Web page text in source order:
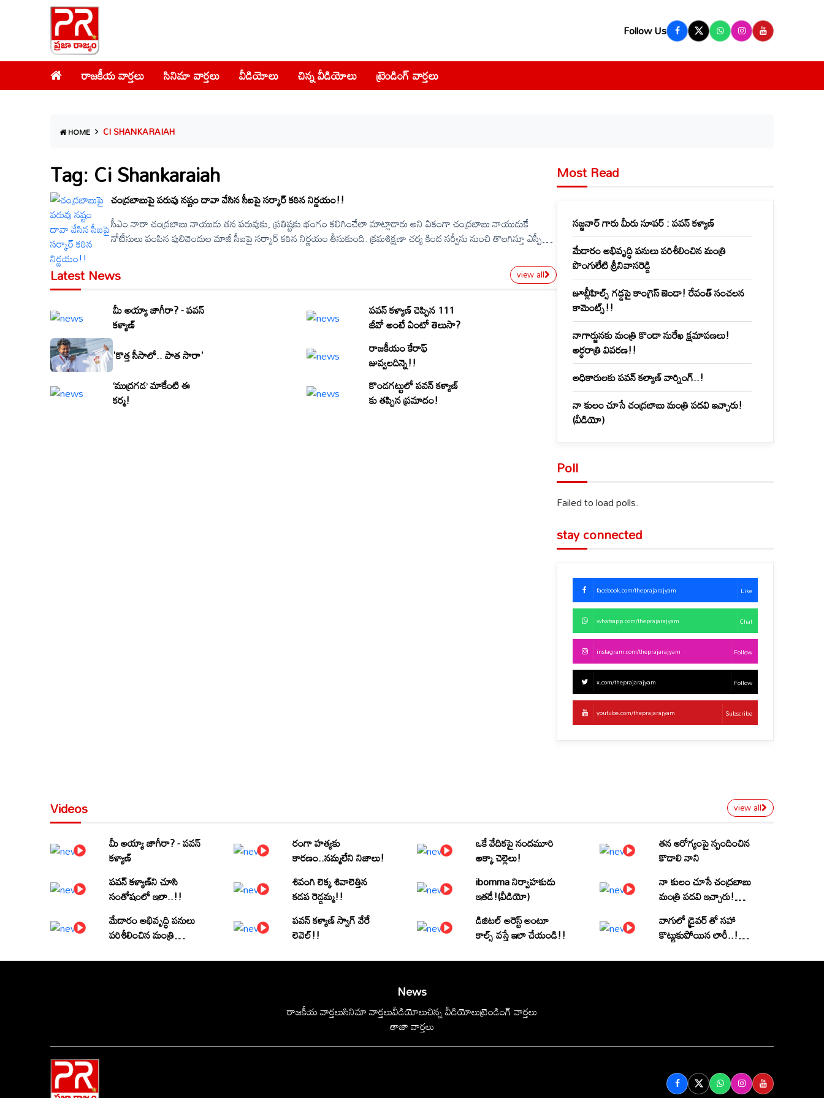
Follow Us
రాజకీయ వార్తలు సినిమా వార్తలు వీడియోలు చిన్న వీడియోలు ట్రెండింగ్ వార్తలు
HOME CI SHANKARAIAH
Tag: Ci Shankaraiah
చంద్రబాబుపై పరువు నష్టం దావా వేసిన సీఐపై సర్కార్ కఠిన నిర్ణయం!!
సీఎం నారా చంద్రబాబు నాయుడు తన పరువుకు, ప్రతిష్టకు భంగం కలిగించేలా మాట్లాడారు అని ఏకంగా చంద్రబాబు నాయుడుకే
నోటీసులు పంపిన పులివెందుల మాజీ సీఐపై సర్కార్ కఠిన నిర్ణయం తీసుకుంది. క్రమశిక్షణా చర్య కింద సర్వీసు నుంచి తొలగిస్తూ ఎస్పీ
Latest News view all
మీ అయ్యా జాగీరా? - పవన్
కళ్యాణ్
పవన్ కళ్యాణ్ చెప్పిన 111
జీవో అంటే ఏంటో తెలుసా?
'కొత్త సీసాలో.. పాత సారా'
రాజకీయం కేరాఫ్
జువ్వలదిన్నె!!
‘ముద్రగడ’ మాకేంటి ఈ
కర్మ!
కొండగట్టులో పవన్ కళ్యాణ్
కు తప్పిన ప్రమాదం!
Most Read
సజ్జనార్ గారు మీరు సూపర్ : పవన్ కళ్యాణ్
మేడారం అభివృద్ధి పనులు పరిశీలించిన మంత్రి
పొంగులేటి శ్రీనివాసరెడ్డి
జూబ్లీహిల్స్‌ గడ్డపై కాంగ్రెస్ జెండా! రేవంత్ సంచలన
కామెంట్స్!!
నాగార్జునకు మంత్రి కొండా సురేఖ క్షమాపణలు!
అర్ధరాత్రి వివరణ!!
అధికారులకు పవన్ కల్యాణ్ వార్నింగ్..!
నా కులం చూసే చంద్రబాబు మంత్రి పదవి ఇచ్చారు!
(వీడియో)
Poll
Failed to load polls.
stay connected
facebook.com/theprajarajyam Like
whatsapp.com/theprajarajyam Chat
instagram.com/theprajarajyam Follow
x.com/theprajarajyam Follow
youtube.com/theprajarajyam Subscribe
Videos view all
మీ అయ్యా జాగీరా? - పవన్
కళ్యాణ్
రంగా హత్యకు
కారణం..నమ్మలేని నిజాలు!
ఒకే వేదికపై నందమూరి
అక్కా చెల్లెలు!
తన ఆరోగ్యంపై స్పందించిన
కొడాలి నాని
పవన్ కళ్యాణ్‌ని చూసి
సంతోషంలో ఇలా..!!
శివంగి లెక్క శివాలెత్తిన
కడప రెడ్డమ్మ!!
ibomma నిర్వాహకుడు
ఇతడే!(వీడియో)
నా కులం చూసే చంద్రబాబు
మంత్రి పదవి ఇచ్చారు!
(వీడియో)
మేడారం అభివృద్ధి పనులు
పరిశీలించిన మంత్రి
పవన్ కళ్యాణ్ స్వాగ్ వేరే
లెవెల్!!
డిజిటల్ అరెస్ట్ అంటూ
కాల్స్ వస్తే ఇలా చేయండి!!
వాగులో డ్రైవర్ తో సహా
కొట్టుకుపోయిన లారీ..! |
Inflow In khammam |
News
రాజకీయ వార్తలుసినిమా వార్తలువీడియోలుచిన్న వీడియోలుట్రెండింగ్ వార్తలు
తాజా వార్తలు